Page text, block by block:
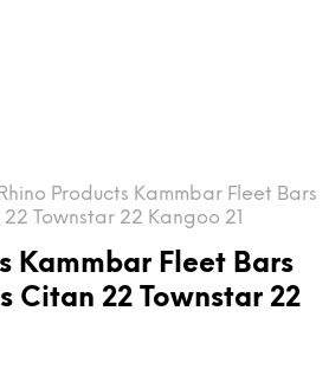
Rhino Products Kammbar Fleet Bars
Townstar 22 Kangoo 21
Kammbar Fleet Bars
Citan 22 Townstar 22